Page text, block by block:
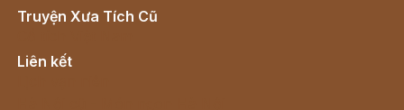
Truyện Xưa Tích Cũ
Liên kết